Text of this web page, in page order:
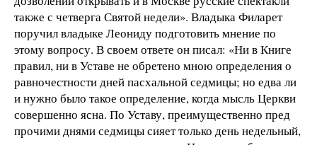
также с четверга Святой недели». Владыка Филарет
поручил владыке Леониду подготовить мнение по
этому вопросу. В своем ответе он писал: «Ни в Книге
правил, ни в Уставе не обретено мною определения о
равночестности дней пасхальной седмицы; но едва ли
и нужно было такое определение, когда мысль Церкви
совершенно ясна. По Уставу, преимущественно пред
прочими днями седмицы сияет только день недельный,